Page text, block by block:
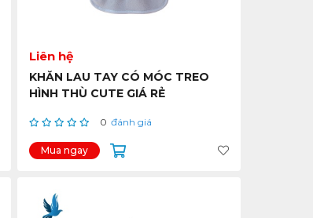
Liên hệ
KHĂN LAU TAY CÓ MÓC TREO
HÌNH THÙ CUTE GIÁ RẺ
0 đánh giá
Mua ngay